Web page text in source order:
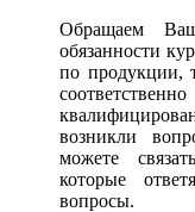
Обращаем
обязанности
по продукции,
возникли
можете
которые
вопросы.